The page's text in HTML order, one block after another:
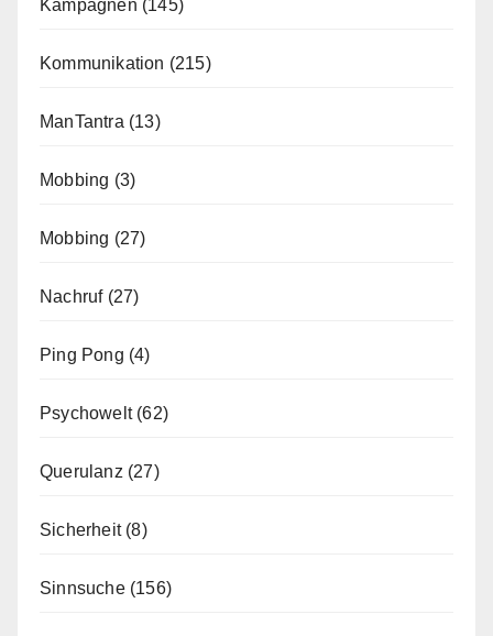
Kampagnen (145)
Kommunikation (215)
ManTantra (13)
Mobbing (3)
Mobbing (27)
Nachruf(27)
Ping Pong (4)
Psychowelt(62)
Querulanz (27)
Sicherheit(8)
Sinnsuche(156)